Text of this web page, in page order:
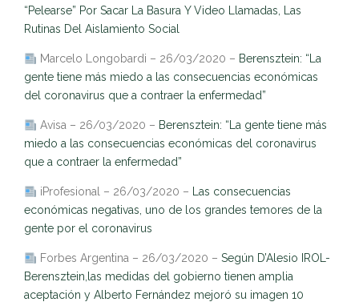
“Pelearse” Por Sacar La Basura Y Video Llamadas, Las
Rutinas Del Aislamiento Social
Marcelo Longobardi – 26/03/2020 – Berensztein: “La
gente tiene más miedo a las consecuencias económicas
del coronavirus que a contraer la enfermedad”
Avisa – 26/03/2020 – Berensztein: “La gente tiene más
miedo a las consecuencias económicas del coronavirus
que a contraer la enfermedad”
iProfesional – 26/03/2020 – Las consecuencias
económicas negativas, uno de los grandes temores de la
gente por el coronavirus
Forbes Argentina – 26/03/2020 – Según D’Alesio IROL-
Berensztein,las medidas del gobierno tienen amplia
aceptación y Alberto Fernández mejoró su imagen 10